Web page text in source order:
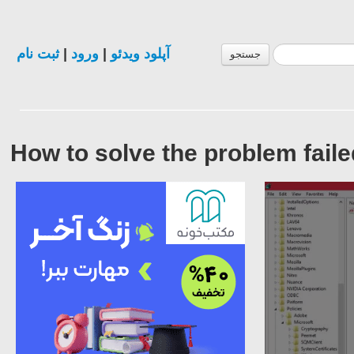
جستجو آپلود ویدئو ورود |ثبت نام
How to solve the problem